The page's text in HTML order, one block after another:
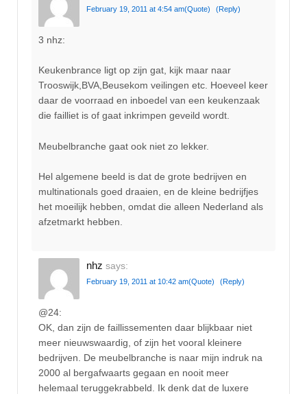
February 19, 2011 at 4:54 am(Quote) (Reply)
3 nhz:
Keukenbrance ligt op zijn gat, kijk maar naar
Trooswijk,BVA,Beusekom veilingen etc. Hoeveel keer
daar de voorraad en inboedel van een keukenzaak
die failliet is of gaat inkrimpen geveild wordt.
Meubelbranche gaat ook niet zo lekker.
Hel algemene beeld is dat de grote bedrijven en
multinationals goed draaien, en de kleine bedrijfjes
het moeilijk hebben, omdat die alleen Nederland als
afzetmarkt hebben.
nhz says:
February 19, 2011 at 10:42 am(Quote) (Reply)
@24:
OK, dan zijn de faillissementen daar blijkbaar niet
meer nieuwswaardig, of zijn het vooral kleinere
bedrijven. De meubelbranche is naar mijn indruk na
2000 al bergafwaarts gegaan en nooit meer
helemaal teruggekrabbeld. Ik denk dat de luxere